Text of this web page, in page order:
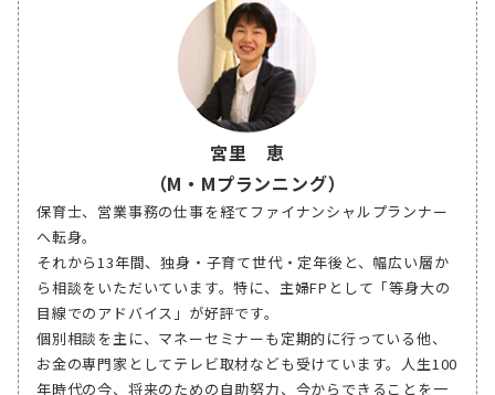
宮里 恵
（M・Mプランニング）
保育士、営業事務の仕事を経てファイナンシャルプランナー
へ転身。
それから13年間、独身・子育て世代・定年後と、幅広い層か
ら相談をいただいています。特に、主婦FPとして「等身大の
目線でのアドバイス」が好評です。
個別相談を主に、マネーセミナーも定期的に行っている他、
お金の専門家としてテレビ取材なども受けています。人生100
年時代の今、将来のための自助努力、今からできることを一